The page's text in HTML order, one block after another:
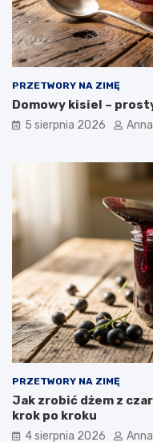
PRZETWORY NA ZIMĘ
Domowy kisiel –
5 sierpnia 2026
PRZETWORY NA ZIMĘ
Jak zrobić dżem z
krok po kroku
4 sierpnia 2026